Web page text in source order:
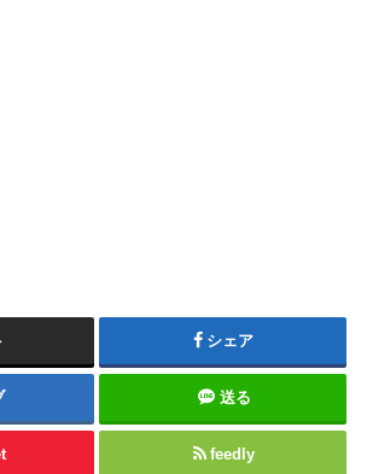
シェア
送る
feedly